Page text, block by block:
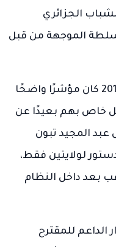
الجزائري
الموجهة من قبل
كما شددت المجلة على أن حراك 2019 كان مؤشرًا واضحًا
خاص بهم بعيدًا عن
عبد المجيد تبون
لولايتين فقط،
بعد داخل النظام
الداعم للمقترح